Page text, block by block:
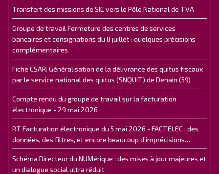
Transfert des missions de SIE vers le Pôle National de TVA
Groupe de travail Fermeture des centres de services
bancaires et consignations du 8 juillet : quelques précisions
complémentaires
Fiche CSAR: Généralisation de la délivrance des quitus fiscaux
par le service national des quitus (SNQUIT) de Denain (59)
Compte rendu du groupe de travail sur la facturation
électronique - 29 mai 2026
RT Facturation électronique du 5 mai 2026 - FACTELEC : des
données, des filtres, et encore beaucoup d’imprécisions…
Schéma Directeur du NUMérique : des mises à jour majeures et
un dialogue social ultra réduit